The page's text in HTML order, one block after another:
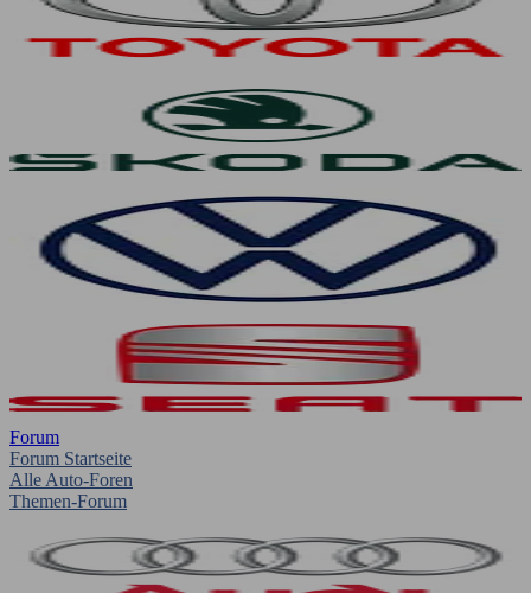
Forum
Forum Startseite
Alle Auto-Foren
Themen-Forum